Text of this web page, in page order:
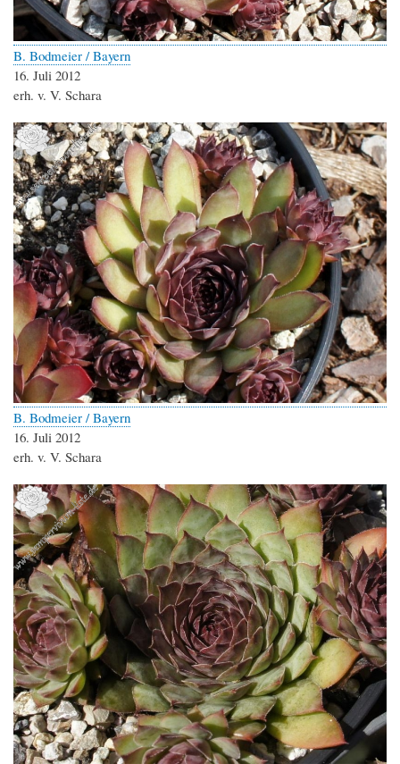
B. Bodmeier / Bayern
16. Juli 2012
erh. v. V. Schara
B. Bodmeier / Bayern
16. Juli 2012
erh. v. V. Schara